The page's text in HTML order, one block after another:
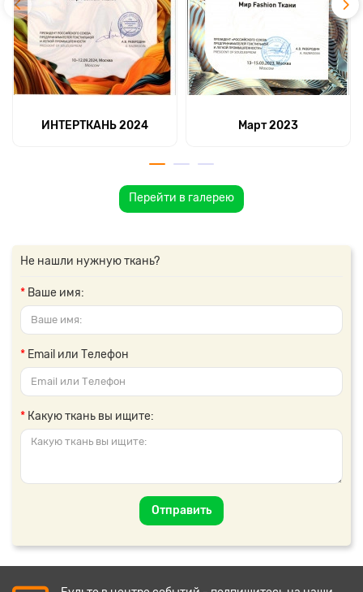
ИНТЕРТКАНЬ 2024 Март 2023
Перейти в галерею
Не нашли нужную ткань?
Ваше имя:
Email или Телефон
Какую ткань вы ищите:
Отправить